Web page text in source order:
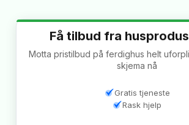
Få tilbud fra
Motta pristilbud på ferdighus helt
skjema nå
Gratis tjeneste
Rask hjelp